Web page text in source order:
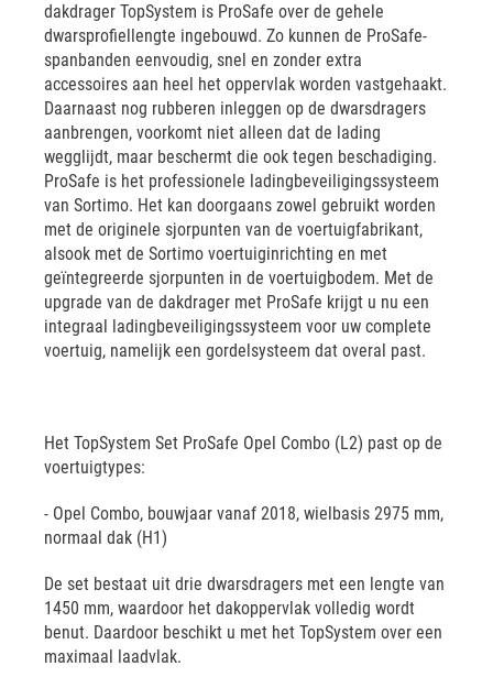
dakdrager TopSystem is ProSafe over de gehele
dwarsprofiellengte ingebouwd. Zo kunnen de ProSafe-
spanbanden eenvoudig, snel en zonder extra
accessoires aan heel het oppervlak worden vastgehaakt.
Daarnaast nog rubberen inleggen op de dwarsdragers
aanbrengen, voorkomt niet alleen dat de lading
wegglijdt, maar beschermt die ook tegen beschadiging.
ProSafe is het professionele ladingbeveiligingssysteem
van Sortimo. Het kan doorgaans zowel gebruikt worden
met de originele sjorpunten van de voertuigfabrikant,
alsook met de Sortimo voertuiginrichting en met
geïntegreerde sjorpunten in de voertuigbodem. Met de
upgrade van de dakdrager met ProSafe krijgt u nu een
integraal ladingbeveiligingssysteem voor uw complete
voertuig, namelijk een gordelsysteem dat overal past.
Het TopSystem Set ProSafe Opel Combo (L2) past op de
voertuigtypes:
- Opel Combo, bouwjaar vanaf 2018, wielbasis 2975 mm,
normaal dak (H1)
De set bestaat uit drie dwarsdragers met een lengte van
1450 mm, waardoor het dakoppervlak volledig wordt
benut. Daardoor beschikt u met het TopSystem over een
maximaal laadvlak.